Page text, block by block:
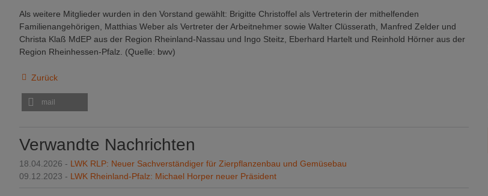
Als weitere Mitglieder wurden in den Vorstand gewählt: Brigitte Christoffel als Vertreterin der mithelfenden
Familienangehörigen, Matthias Weber als Vertreter der Arbeitnehmer sowie Walter Clüsserath, Manfred Zelder und
Christa Klaß MdEP aus der Region Rheinland-Nassau und Ingo Steitz, Eberhard Hartelt und Reinhold Hörner aus der
Region Rheinhessen-Pfalz. (Quelle: bwv)
Zurück
mail
Verwandte Nachrichten
18.04.2026 - LWK RLP: Neuer Sachverständiger für Zierpflanzenbau und Gemüsebau
09.12.2023 - LWK Rheinland-Pfalz: Michael Horper neuer Präsident